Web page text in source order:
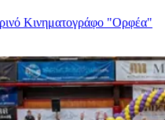
Κινηματογράφο "Ορφέα"